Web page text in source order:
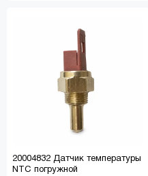
20004832 Датчик температуры
NTC погружной